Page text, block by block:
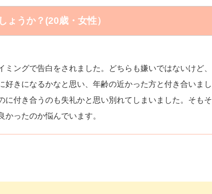
ょうか？(20歳・女性）
ングで告白をされました。どちらも嫌いではないけど、
きになるかなと思い、年齢の近かった方と付き合いまし
付き合うのも失礼かと思い別れてしまいました。そもそ
ったのか悩んでいます。